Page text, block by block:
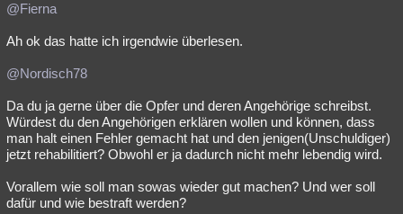
@Fierna
Ah ok das hatte ich irgendwie überlesen.
@Nordisch78
Da du ja gerne über die Opfer und deren Angehörige schreibst.
Würdest du den Angehörigen erklären wollen und können, dass
man halt einen Fehler gemacht hat und den jenigen(Unschuldiger)
jetzt rehabilitiert? Obwohl er ja dadurch nicht mehr lebendig wird.
Vorallem wie soll man sowas wieder gut machen? Und wer soll
dafür und wie bestraft werden?